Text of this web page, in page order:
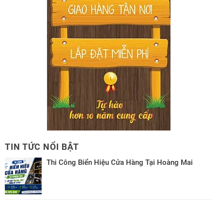
TIN TỨC NỔI BẬT
Thi Công Biển Hiệu Cửa Hàng Tại Hoàng Mai